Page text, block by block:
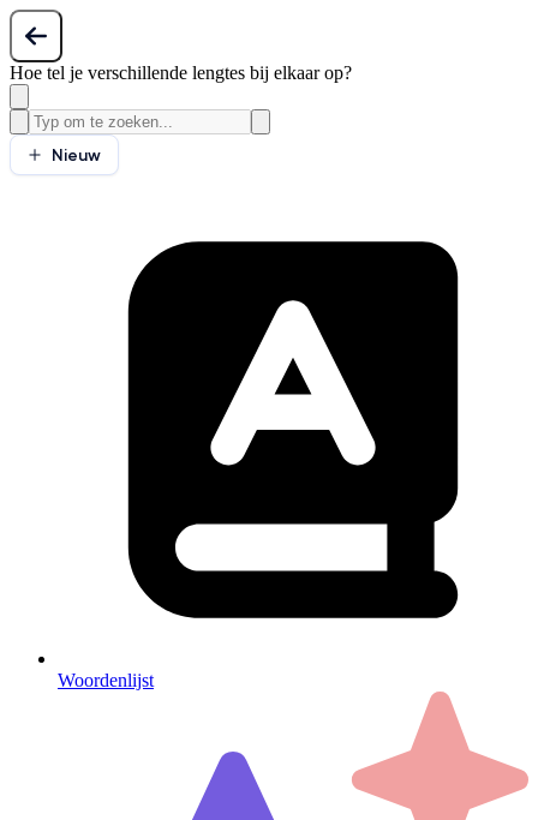
Hoe tel je verschillende lengtes bij elkaar op?
Nieuw
Woordenlijst